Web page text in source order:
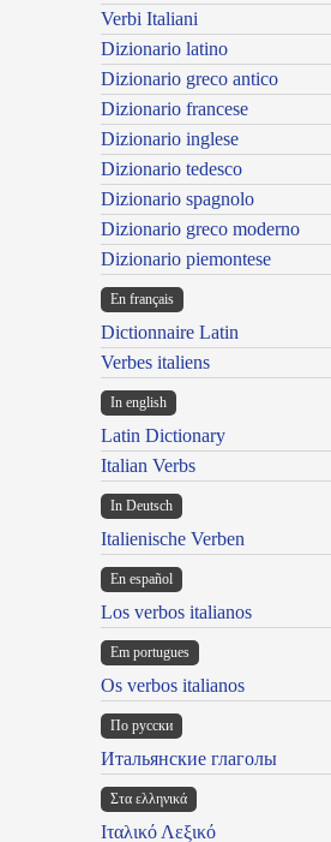
Verbi Italiani
Dizionario latino
Dizionario greco antico
Dizionario francese
Dizionario inglese
Dizionario tedesco
Dizionario spagnolo
Dizionario greco moderno
Dizionario piemontese
En français
Dictionnaire Latin
Verbes italiens
In english
Latin Dictionary
Italian Verbs
In Deutsch
Italienische Verben
En español
Los verbos italianos
Em portugues
Os verbos italianos
По русски
Итальянские глаголы
Στα ελληνικά
Ιταλικό Λεξικό